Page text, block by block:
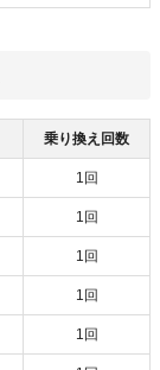
乗り換え回数
1回
1回
1回
1回
1回